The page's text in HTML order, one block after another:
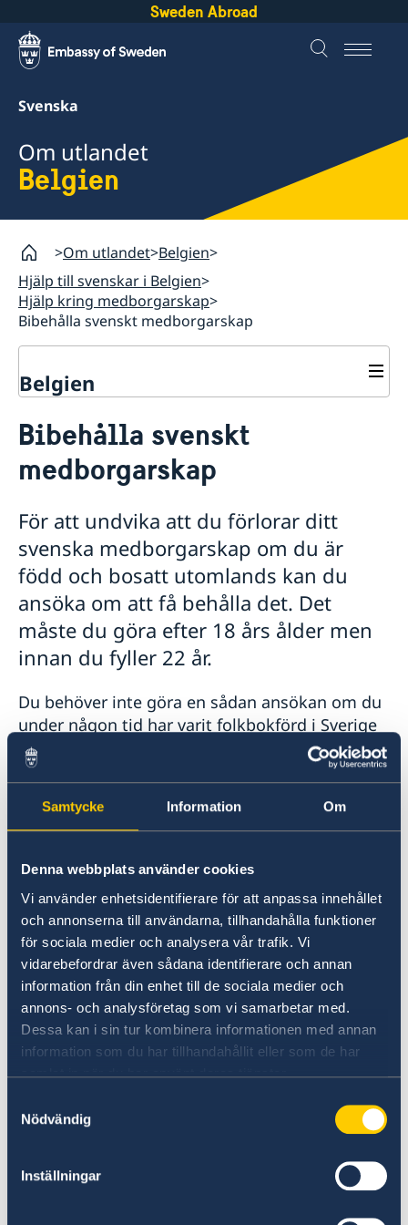
Samtycke Information Om
Denna webbplats använder cookies
Vi använder enhetsidentifierare för att anpassa innehållet
och annonserna till användarna, tillhandahålla funktioner
för sociala medier och analysera vår trafik. Vi
vidarebefordrar även sådana identifierare och annan
information från din enhet till de sociala medier och
annons- och analysföretag som vi samarbetar med.
Dessa kan i sin tur kombinera informationen med annan
information som du har tillhandahållit eller som de har
samlat in när du har använt deras tjänster.
Nödvändig
Inställningar
Sweden Abroad
Svenska
Om utlandet
Belgien
Om utlandet Belgien
Hjälp till svenskar i Belgien
Hjälp kring medborgarskap
Bibehålla svenskt medborgarskap
Belgien
Hjälp till svenskar i Belgien
Rösta i Belgien
Samordningsnummer
Provisoriskt pass
Födelsebevis, vigselbevis, intyg om civilstånd
Legaliseringar/apostille
Hjälp kring medborgarskap
Bibehålla svenskt medborgarskap
Registrera nyfödd
Arv i internationella situationer
Svenska organisationer och föreningar i Belgien
Avgifter
Gifta sig i Belgien
Reseinformation
Ambassadens reseinformation
Aktuella händelser
Allmänna säkerhetsläget
Terrorism
Naturförhållanden och katastrofer
Hälso- och sjukvård
Resa i landet
Lokala lagar och sedvänjor
Kriminalitet och personlig säkerhet
Trafiksäkerhet
Övriga upplysningar
Bibehålla svenskt
medborgarskap
För att undvika att du förlorar ditt
svenska medborgarskap om du är
född och bosatt utomlands kan du
ansöka om att få behålla det. Det
måste du göra efter 18 års ålder men
innan du fyller 22 år.
Du behöver inte göra en sådan ansökan om du
under någon tid har varit folkbokförd i Sverige
eller om du regelbundet besökt Sverige.
Mer informatin och blankett för att ansöka
hittar du hos
Du kan lämna in din ansökan på ambassaden i
Bryssel genom att boka tid
via länken på ambassadens hemsida.
Om du är på besök i Sverige kan du skicka din
ansökan till:
Migrationsverket
få behålla ditt svenska medborgarskap.